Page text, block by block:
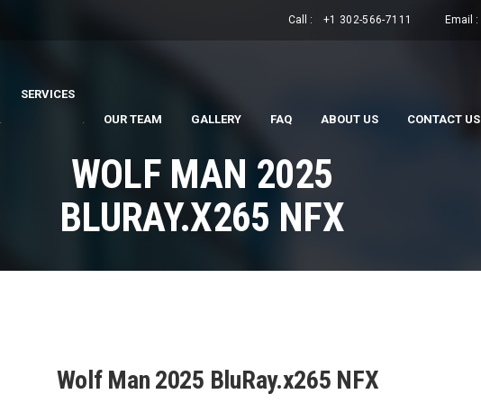
Call : +1 302-566-7111 Email :
.
SERVICES
.
OUR TEAM GALLERY FAQ ABOUT US CONTACT US
WOLF MAN 2025
BLURAY.X265 NFX
Wolf Man 2025 BluRay.x265 NFX